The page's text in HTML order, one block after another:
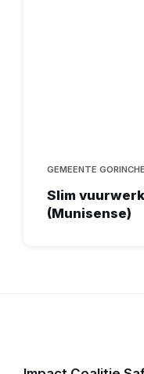
GEMEENTE
Slim
(Munisense)